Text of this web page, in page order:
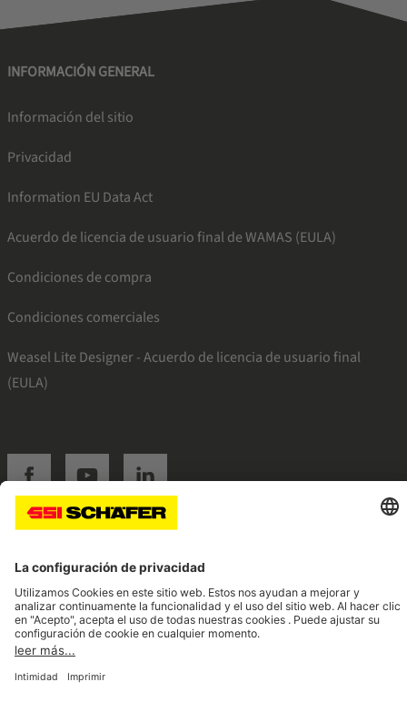
INFORMACIÓN GENERAL
Información del sitio
Privacidad
Information EU Data Act
Acuerdo de licencia de usuario final de WAMAS (EULA)
Condiciones de compra
Condiciones comerciales
Weasel Lite Designer - Acuerdo de licencia de usuario final
(EULA)
SSI facebookSSI youtubeSSI linkedin
Navigate to home page
© 2026